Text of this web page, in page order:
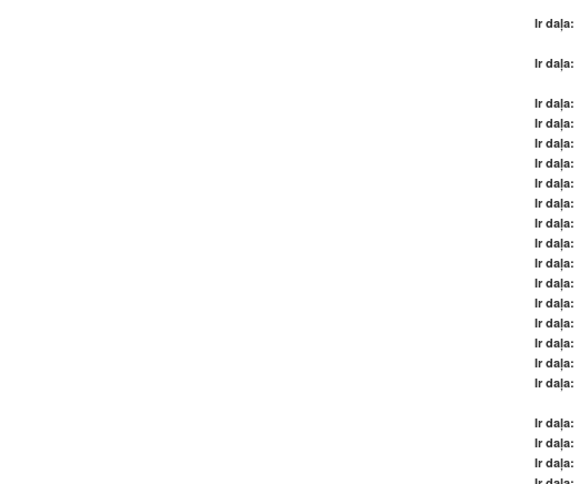
Ir daļa:
Ir daļa:
Ir daļa:
Ir daļa:
Ir daļa:
Ir daļa:
Ir daļa:
Ir daļa:
Ir daļa:
Ir daļa:
Ir daļa:
Ir daļa:
Ir daļa:
Ir daļa:
Ir daļa:
Ir daļa:
Ir daļa:
Ir daļa:
Ir daļa:
Ir daļa: